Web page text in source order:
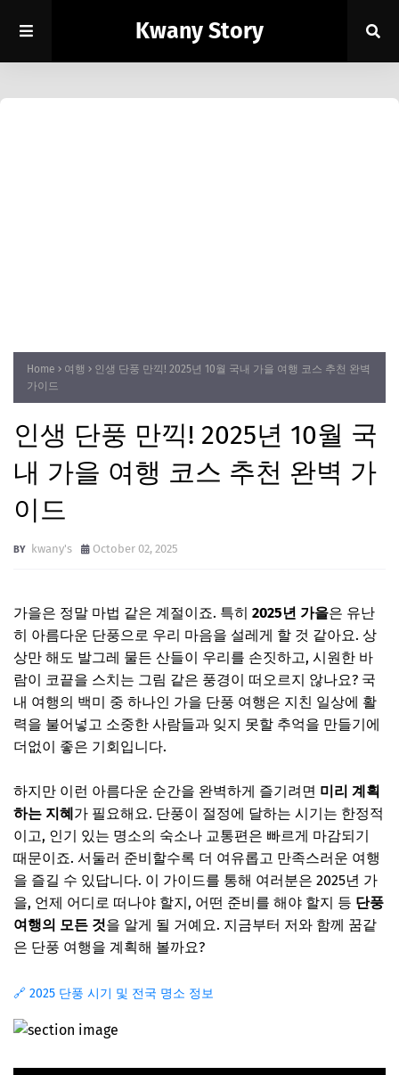
Kwany Story
Home 여행
인생 단풍 만끽! 2025년 10월 국내 가을 여행 코스 추천 완벽
가이드
인생 단풍 만끽! 2025년 10월 국
내 가을 여행 코스 추천 완벽 가
이드
kwany's October 02, 2025
가을은 정말 마법 같은 계절이죠. 특히 2025년 가을은 유난
히 아름다운 단풍으로 우리 마음을 설레게 할 것 같아요. 상
상만 해도 발그레 물든 산들이 우리를 손짓하고, 시원한 바
람이 코끝을 스치는 그림 같은 풍경이 떠오르지 않나요? 국
내 여행의 백미 중 하나인 가을 단풍 여행은 지친 일상에 활
력을 불어넣고 소중한 사람들과 잊지 못할 추억을 만들기에
더없이 좋은 기회입니다.
하지만 이런 아름다운 순간을 완벽하게 즐기려면 미리 계획
하는 지혜가 필요해요. 단풍이 절정에 달하는 시기는 한정적
이고, 인기 있는 명소의 숙소나 교통편은 빠르게 마감되기
때문이죠. 서둘러 준비할수록 더 여유롭고 만족스러운 여행
을 즐길 수 있답니다. 이 가이드를 통해 여러분은 2025년 가
을, 언제 어디로 떠나야 할지, 어떤 준비를 해야 할지 등 단풍
여행의 모든 것을 알게 될 거예요. 지금부터 저와 함께 꿈같
은 단풍 여행을 계획해 볼까요?
🔗 2025 단풍 시기 및 전국 명소 정보